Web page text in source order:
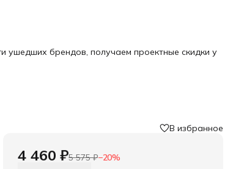
брендов, получаем проектные скидки у
В избранное
4 460 ₽5 575 ₽−20%